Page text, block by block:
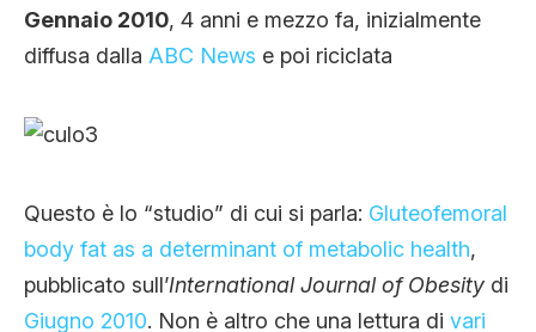
Gennaio 2010, 4 anni e mezzo fa, inizialmente
diffusa dalla ABC News e poi riciclata
Questo è lo “studio” di cui si parla: Gluteofemoral
body fat as a determinant of metabolic health,
pubblicato sull’International Journal of Obesity di
Giugno 2010. Non è altro che una lettura di vari